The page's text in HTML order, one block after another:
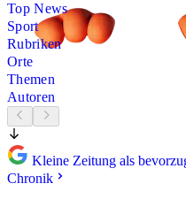
Top News
Sport
Rubriken
Orte
Themen
Autoren
Kleine Zeitung als
Chronik